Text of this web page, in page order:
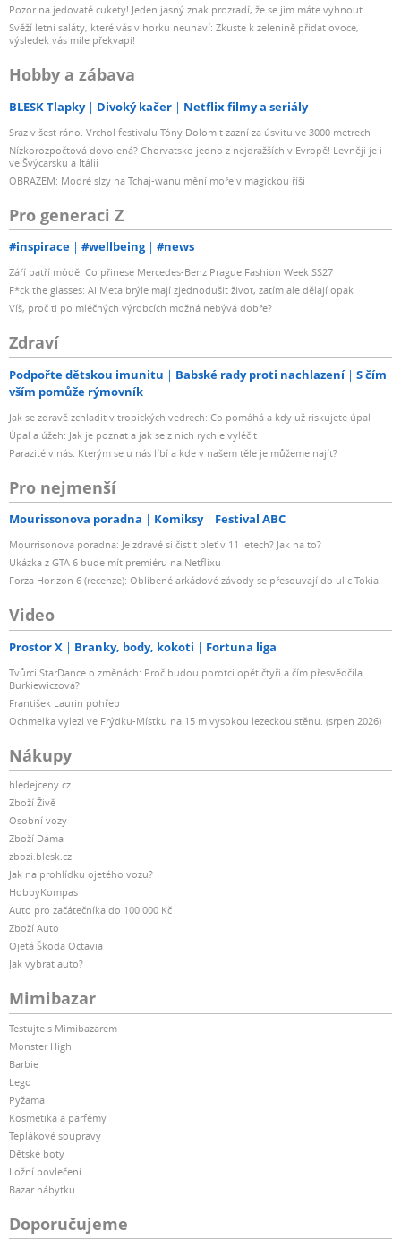
Pozor na jedovaté cukety! Jeden jasný znak prozradí, že se jim máte vyhnout
Svěží letní saláty, které vás v horku neunaví: Zkuste k zelenině přidat ovoce,
výsledek vás mile překvapí!
Hobby a zábava
BLESK Tlapky Divoký kačer Netflix filmy a seriály
Sraz v šest ráno. Vrchol festivalu Tóny Dolomit zazní za úsvitu ve 3000 metrech
Nízkorozpočtová dovolená? Chorvatsko jedno z nejdražších v Evropě! Levněji je i
ve Švýcarsku a Itálii
OBRAZEM: Modré slzy na Tchaj-wanu mění moře v magickou říši
Pro generaci Z
#inspirace #wellbeing #news
Září patří módě: Co přinese Mercedes-Benz Prague Fashion Week SS27
F*ck the glasses: AI Meta brýle mají zjednodušit život, zatím ale dělají opak
Víš, proč ti po mléčných výrobcích možná nebývá dobře?
Zdraví
Podpořte dětskou imunitu Babské rady proti nachlazení
S čím
vším pomůže rýmovník
Jak se zdravě zchladit v tropických vedrech: Co pomáhá a kdy už riskujete úpal
Úpal a úžeh: Jak je poznat a jak se z nich rychle vyléčit
Parazité v nás: Kterým se u nás líbí a kde v našem těle je můžeme najít?
Pro nejmenší
Mourissonova poradna Komiksy Festival ABC
Mourrisonova poradna: Je zdravé si čistit pleť v 11 letech? Jak na to?
Ukázka z GTA 6 bude mít premiéru na Netflixu
Forza Horizon 6 (recenze): Oblíbené arkádové závody se přesouvají do ulic Tokia!
Video
Prostor X Branky, body, kokoti Fortuna liga
Tvůrci StarDance o změnách: Proč budou porotci opět čtyři a čím přesvědčila
Burkiewiczová?
František Laurin pohřeb
Ochmelka vylezl ve Frýdku-Místku na 15 m vysokou lezeckou stěnu. (srpen 2026)
Nákupy
hledejceny.cz
Zboží Živě
Osobní vozy
Zboží Dáma
zbozi.blesk.cz
Jak na prohlídku ojetého vozu?
HobbyKompas
Auto pro začátečníka do 100 000 Kč
Zboží Auto
Ojetá Škoda Octavia
Jak vybrat auto?
Mimibazar
Testujte s Mimibazarem
Monster High
Barbie
Lego
Pyžama
Kosmetika a parfémy
Teplákové soupravy
Dětské boty
Ložní povlečení
Bazar nábytku
Doporučujeme